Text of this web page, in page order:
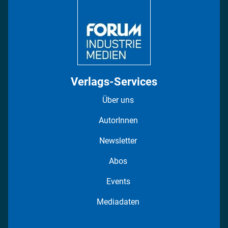
Verlags-Services
Über uns
AutorInnen
Newsletter
Abos
Events
Mediadaten